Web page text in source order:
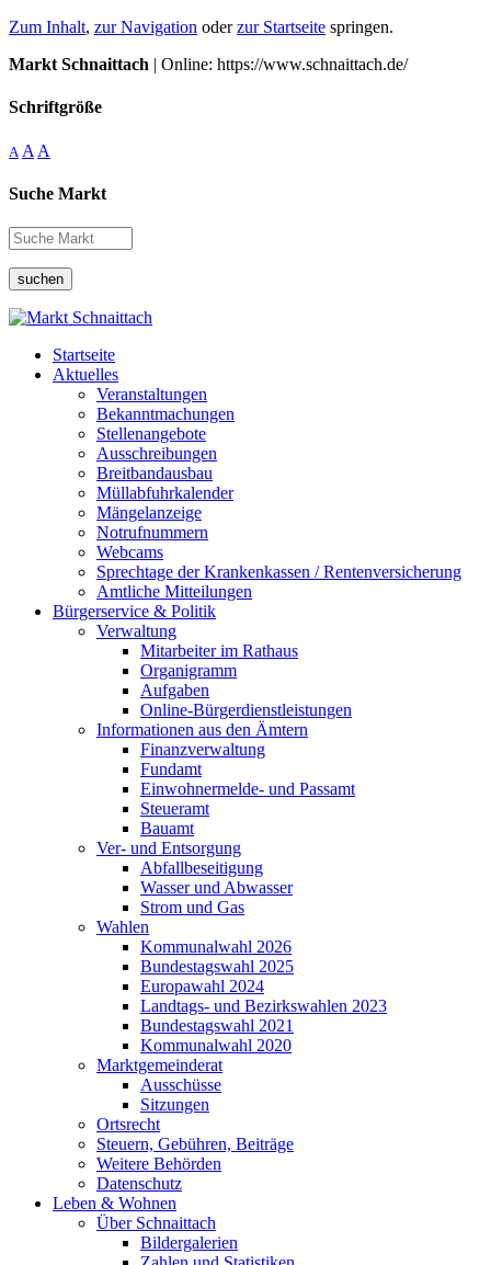
Zum Inhalt, zur Navigation oderzur Startseite springen.
Markt Schnaittach | Online: https://www.schnaittach.de/
Schriftgröße
A A A
Suche Markt
suchen
Startseite
Aktuelles
Veranstaltungen
Bekanntmachungen
Stellenangebote
Ausschreibungen
Breitbandausbau
Müllabfuhrkalender
Mängelanzeige
Notrufnummern
Webcams
Sprechtage der Krankenkassen / Rentenversicherung
Amtliche Mitteilungen
Bürgerservice & Politik
Verwaltung
Mitarbeiter im Rathaus
Organigramm
Aufgaben
Online-Bürgerdienstleistungen
Informationen aus den Ämtern
Finanzverwaltung
Fundamt
Einwohnermelde- und Passamt
Steueramt
Bauamt
Ver- und Entsorgung
Abfallbeseitigung
Wasser und Abwasser
Strom und Gas
Wahlen
Kommunalwahl 2026
Bundestagswahl 2025
Europawahl 2024
Landtags- und Bezirkswahlen 2023
Bundestagswahl 2021
Kommunalwahl 2020
Marktgemeinderat
Ausschüsse
Sitzungen
Ortsrecht
Steuern, Gebühren, Beiträge
Weitere Behörden
Datenschutz
Leben & Wohnen
Über Schnaittach
Bildergalerien